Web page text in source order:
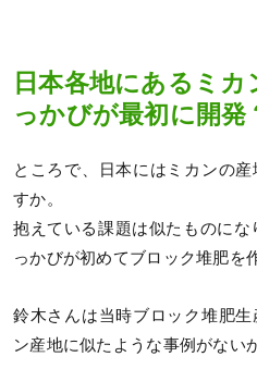
日本各地にあるミ
っかびが最初に開発
ところで、日本にはミカンの
すか。
抱えている課題は似たものに
っかびが初めてブロック堆肥を
鈴木さんは当時ブロック堆肥
ン産地に似たような事例がない